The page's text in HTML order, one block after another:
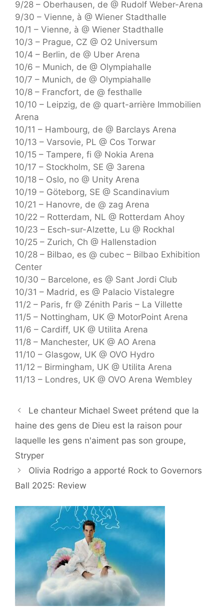
9/28 – Oberhausen, de @ Rudolf Weber-Arena
9/30 – Vienne, à @ Wiener Stadthalle
10/1 – Vienne, à @ Wiener Stadthalle
10/3 – Prague, CZ @ O2 Universum
10/4 – Berlin, de @ Uber Arena
10/6 – Munich, de @ Olympiahalle
10/7 – Munich, de @ Olympiahalle
10/8 – Francfort, de @ festhalle
10/10 – Leipzig, de @ quart-arrière Immobilien
Arena
10/11 – Hambourg, de @ Barclays Arena
10/13 – Varsovie, PL @ Cos Torwar
10/15 – Tampere, fi @ Nokia Arena
10/17 – Stockholm, SE @ 3arena
10/18 – Oslo, no @ Unity Arena
10/19 – Göteborg, SE @ Scandinavium
10/21 – Hanovre, de @ zag Arena
10/22 – Rotterdam, NL @ Rotterdam Ahoy
10/23 – Esch-sur-Alzette, Lu @ Rockhal
10/25 – Zurich, Ch @ Hallenstadion
10/28 – Bilbao, es @ cubec – Bilbao Exhibition
Center
10/30 – Barcelone, es @ Sant Jordi Club
10/31 – Madrid, es @ Palacio Vistalegre
11/2 – Paris, fr @ Zénith Paris – La Villette
11/5 – Nottingham, UK @ MotorPoint Arena
11/6 – Cardiff, UK @ Utilita Arena
11/8 – Manchester, UK @ AO Arena
11/10 – Glasgow, UK @ OVO Hydro
11/12 – Birmingham, UK @ Utilita Arena
11/13 – Londres, UK @ OVO Arena Wembley
Le chanteur Michael Sweet prétend que la
haine des gens de Dieu est la raison pour
laquelle les gens n'aiment pas son groupe,
Stryper
Olivia Rodrigo a apporté Rock to Governors
Ball 2025: Review